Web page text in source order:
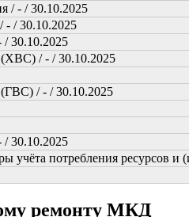
/ - / 30.10.2025
- / 30.10.2025
/ 30.10.2025
(ХВС) / - / 30.10.2025
(ГВС) / - / 30.10.2025
/ 30.10.2025
потребления ресурсов
ремонту МКД